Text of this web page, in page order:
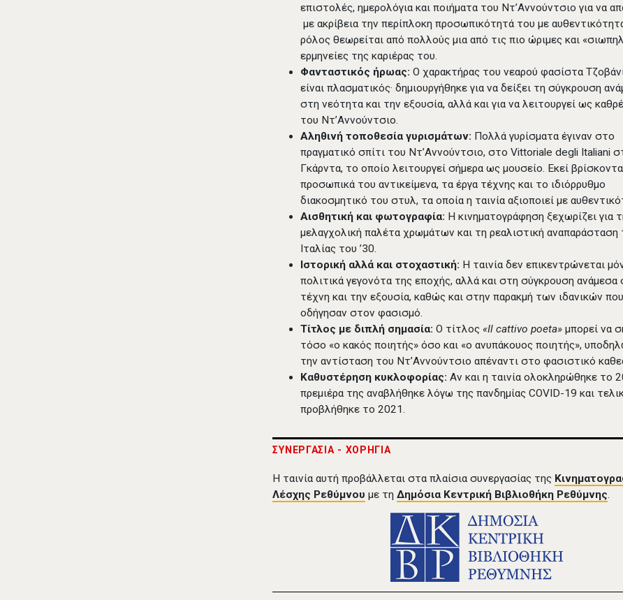
επιστολές, ημερολόγια και ποιήματα του Ντ’Αννούντσιο για να
με ακρίβεια την περίπλοκη προσωπικότητά του με
ρόλος θεωρείται από πολλούς μια από τις πιο ώριμες και
ερμηνείες της καριέρας του.
Φανταστικός ήρωας:Ο χαρακτήρας του νεαρού φασίστα
είναι πλασματικός· δημιουργήθηκε για να δείξει τη σύγκρουση
στη νεότητα και την εξουσία, αλλά και για να λειτουργεί ως
του Ντ’Αννούντσιο.
Αληθινή τοποθεσία γυρισμάτων: Πολλά γυρίσματα έγιναν στο
πραγματικό σπίτι του Ντ’Αννούντσιο, στο Vittoriale degli Italiani
Γκάρντα, το οποίο λειτουργεί σήμερα ως μουσείο. Εκεί
προσωπικά του αντικείμενα, τα έργα τέχνης και το ιδιόρρυθμο
διακοσμητικό του στυλ, τα οποία η ταινία αξιοποιεί με
Αισθητική και φωτογραφία: Η κινηματογράφηση ξεχωρίζει για
μελαγχολική παλέτα χρωμάτων και τη ρεαλιστική αναπαράσταση
Ιταλίας του ’30.
Ιστορική αλλά και στοχαστική: Η ταινία δεν επικεντρώνεται
πολιτικά γεγονότα της εποχής, αλλά και στη σύγκρουση ανάμεσα
τέχνη και την εξουσία, καθώς και στην παρακμή των ιδανικών που
οδήγησαν στον φασισμό.
Τίτλος με διπλή σημασία:Ο τίτλος«Il cattivo poeta» μπορεί να
τόσο «ο κακός ποιητής» όσο και «ο ανυπάκουος ποιητής»,
την αντίσταση του Ντ’Αννούντσιο απέναντι στο φασιστικό
Καθυστέρηση κυκλοφορίας:Αν και η ταινία ολοκληρώθηκε το
πρεμιέρα της αναβλήθηκε λόγω της πανδημίας COVID-19 και
προβλήθηκε το 2021.
ΣΥΝΕΡΓΑΣΙΑ - ΧΟΡΗΓΙΑ
Η ταινία αυτή προβάλλεται στα πλαίσια συνεργασίας της
Λέσχης Ρεθύμνου με τηΔημόσια Κεντρική Βιβλιοθήκη Ρεθύμνης.